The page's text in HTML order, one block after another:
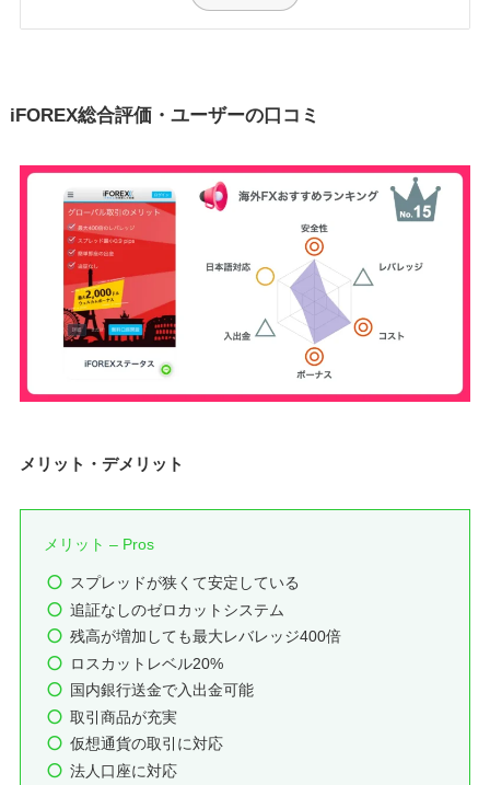
iFOREX総合評価・ユーザーの口コミ
メリット・デメリット
メリット – Pros
スプレッドが狭くて安定している
追証なしのゼロカットシステム
残高が増加しても最大レバレッジ400倍
ロスカットレベル20%
国内銀行送金で入出金可能
取引商品が充実
仮想通貨の取引に対応
法人口座に対応